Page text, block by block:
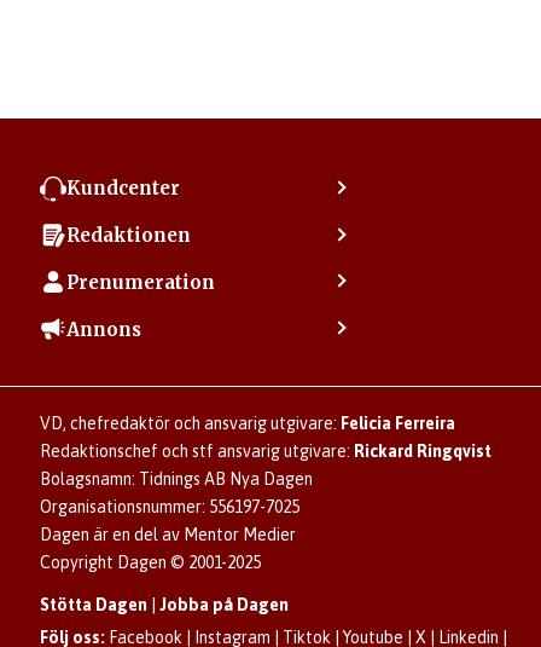
Kundcenter
Min sida
Vanliga frågor
Användarvillkor
Redaktionen
Tipsa Dagen
Vill du debattera i Dagen?
Dagen förklarar
Upphovsrätt och AI
Om Dagen
Prenumeration
Så skapar du ett konto
Dagen som taltidningen
Senaste numret av eDagen
Dagens arkiv
Annons
Annonsera
Rubrikannonser
Familjeannonser
Se dödsannonser/minnesrum
Anmäl störande/felaktig annons
VD, chefredaktör och ansvarig utgivare: Felicia Ferreira
Redaktionschef och stf ansvarig utgivare: Rickard Ringqvist
Bolagsnamn: Tidnings AB Nya Dagen
Organisationsnummer: 556197-7025
Dagen är en del av Mentor Medier
Copyright Dagen © 2001-2025
Stötta Dagen |Jobba på Dagen
Följ oss: Facebook Instagram Tiktok |Youtube |X Linkedin